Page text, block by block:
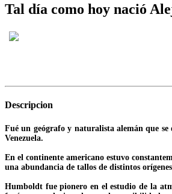
Tal día como hoy nació
Descripcion
Fué un geógrafo y naturalista alemán que
Venezuela.
En el continente americano estuvo
una abundancia de tallos de distintos
Humboldt fue pionero en el estudio de la